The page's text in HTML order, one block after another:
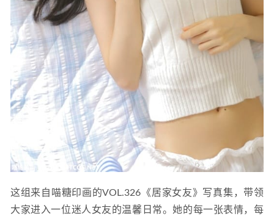
这组来自喵糖印画的VOL.326《居家女友》写真集，带领
大家进入一位迷人女友的温馨日常。她的每一张表情，每